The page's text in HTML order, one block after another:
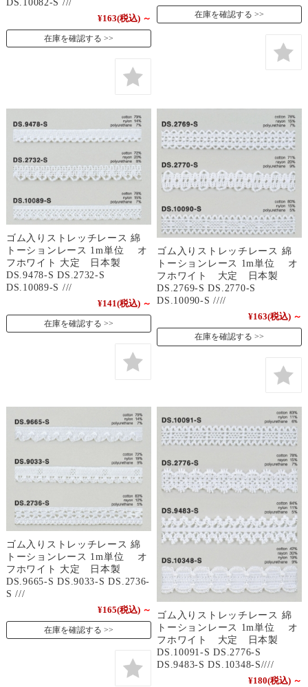
DS.10082-S ///
¥163(税込) ～
在庫を確認する
在庫を確認する
ゴム入りストレッチレース 綿
トーションレース 1m単位 オ
フホワイト 大定 日本製
DS.9478-S DS.2732-S
DS.10089-S ///
¥141(税込) ～
在庫を確認する
ゴム入りストレッチレース 綿
トーションレース 1m単位 オ
フホワイト 大定 日本製
DS.2769-S DS.2770-S
DS.10090-S ////
¥163(税込) ～
在庫を確認する
ゴム入りストレッチレース 綿
トーションレース 1m単位 オ
フホワイト 大定 日本製
DS.9665-S DS.9033-S DS.2736-
S ///
¥165(税込) ～
在庫を確認する
ゴム入りストレッチレース 綿
トーションレース 1m単位 オ
フホワイト 大定 日本製
DS.10091-S DS.2776-S
DS.9483-S DS.10348-S////
¥180(税込) ～